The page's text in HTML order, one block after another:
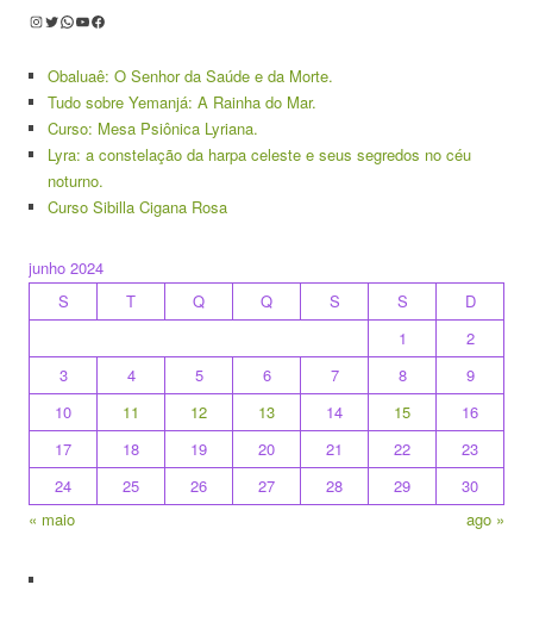
Instagram
Twitter
WhatsApp
Youtube
Facebook
Obaluaê: O Senhor da Saúde e da Morte.
Tudo sobre Yemanjá: A Rainha do Mar.
Curso: Mesa Psiônica Lyriana.
Lyra: a constelação da harpa celeste e seus segredos no céu
noturno.
Curso Sibilla Cigana Rosa
junho 2024
S
T Q Q S S
D
1
2
3
4 5 6 7 8
9
10
11 12 13 14 15
16
17
18 19 20 21 22
23
24
25 26 27 28 29
30
« maio
ago »